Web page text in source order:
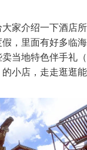
家介绍一下酒店
，里面有好多临
当地特色伴手礼
小店，走走逛逛